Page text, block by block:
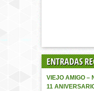
ENTRADAS
VIEJO AMIGO –
11